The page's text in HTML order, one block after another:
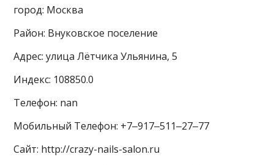
город: Москва
Район: Внуковское поселение
Адрес: улица Лётчика Ульянина, 5
Индекс: 108850.0
Телефон: nan
Мобильный Телефон: +7‒917‒511‒27‒77
Сайт: http://crazy-nails-salon.ru